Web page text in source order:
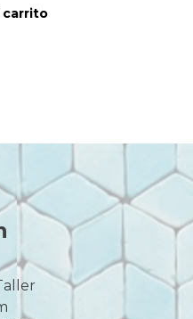
carrito